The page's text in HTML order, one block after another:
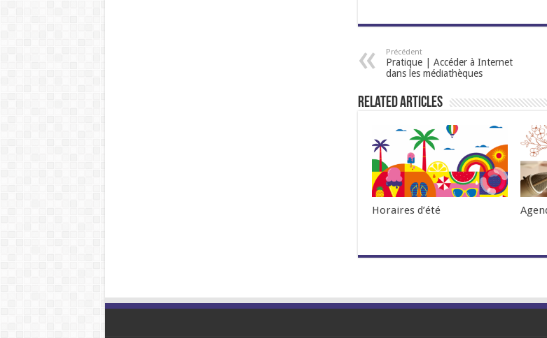
Précédent
Pratique | Accéder à Internet
dans les médiathèques
Related Articles
Horaires d’été